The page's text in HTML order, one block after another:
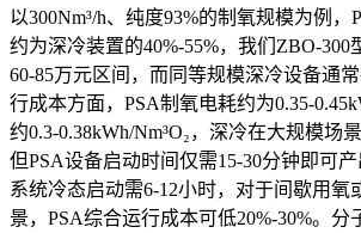
以300Nm³/h、纯度93%的制氧规模为例
约为深冷装置的40%-55%，我们ZBO-300
60-85万元区间，而同等规模深冷设备通
行成本方面，PSA制氧电耗约为0.35-
约0.3-0.38kWh/Nm³O₂，深冷在大规模场
但PSA设备启动时间仅需15-30分钟即可
系统冷态启动需6-12小时，对于间歇用氧
景，PSA综合运行成本可低20%-30%。分